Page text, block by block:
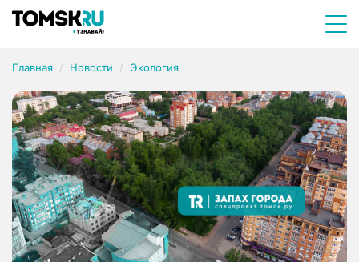
Главная Новости Экология